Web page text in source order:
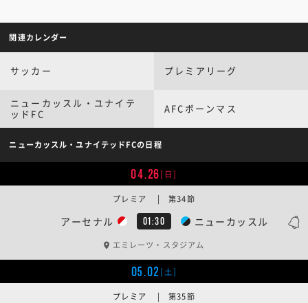
関連カレンダー
サッカー プレミアリーグ
ニューカッスル・ユナイテ
ッドFC
AFCボーンマス
ニューカッスル・ユナイテッドFCの日程
04.26[日]
アーセナル 01:30 ニューカッスル
プレミア | 第34節
エミレーツ・スタジアム
05.02[土]
プレミア | 第35節